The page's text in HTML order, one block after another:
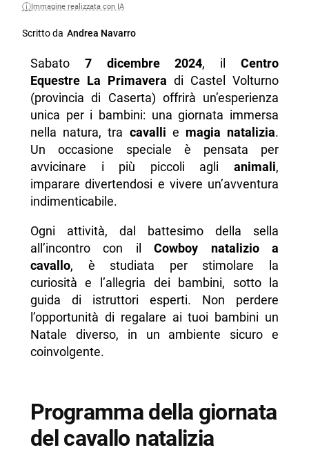
Immagine realizzata con IA
Scritto da Andrea Navarro
Sabato7 dicembre 2024, ilCentro
Equestre La Primavera di Castel Volturno
(provincia di Caserta) offrirà un’esperienza
unica per i bambini: una giornata immersa
nella natura, tra cavalli e magia natalizia.
Un occasione speciale è pensata per
avvicinare i più piccoli aglianimali,
imparare divertendosi e vivere un’avventura
indimenticabile.
Ogni attività, dal battesimo della sella
all’incontro con ilCowboy natalizio a
cavallo, è studiata per stimolare la
curiosità e l’allegria dei bambini, sotto la
guida di istruttori esperti. Non perdere
l’opportunità di regalare ai tuoi bambini un
Natale diverso, in un ambiente sicuro e
coinvolgente.
Programma della giornata
del cavallo natalizia